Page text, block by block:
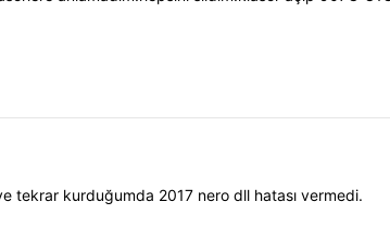
tekrar kurduğumda 2017 nero dll hatası vermedi.